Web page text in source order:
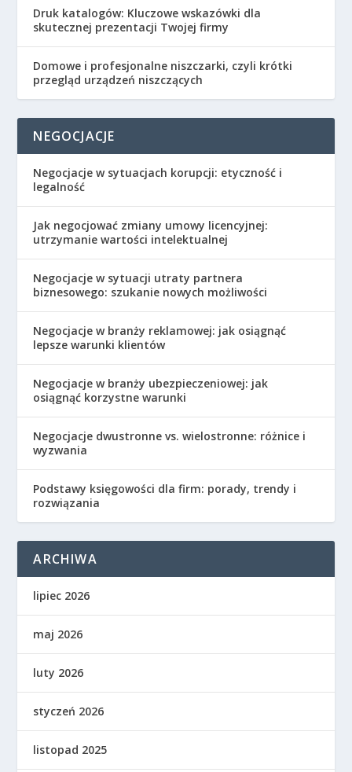
Druk katalogów: Kluczowe wskazówki dla
skutecznej prezentacji Twojej firmy
Domowe i profesjonalne niszczarki, czyli krótki
przegląd urządzeń niszczących
NEGOCJACJE
Negocjacje w sytuacjach korupcji: etyczność i
legalność
Jak negocjować zmiany umowy licencyjnej:
utrzymanie wartości intelektualnej
Negocjacje w sytuacji utraty partnera
biznesowego: szukanie nowych możliwości
Negocjacje w branży reklamowej: jak osiągnąć
lepsze warunki klientów
Negocjacje w branży ubezpieczeniowej: jak
osiągnąć korzystne warunki
Negocjacje dwustronne vs. wielostronne: różnice i
wyzwania
Podstawy księgowości dla firm: porady, trendy i
rozwiązania
ARCHIWA
lipiec 2026
maj 2026
luty 2026
styczeń 2026
listopad 2025